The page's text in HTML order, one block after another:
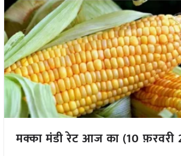
मक्का मंडी रेट आज का (10 फ़रवरी